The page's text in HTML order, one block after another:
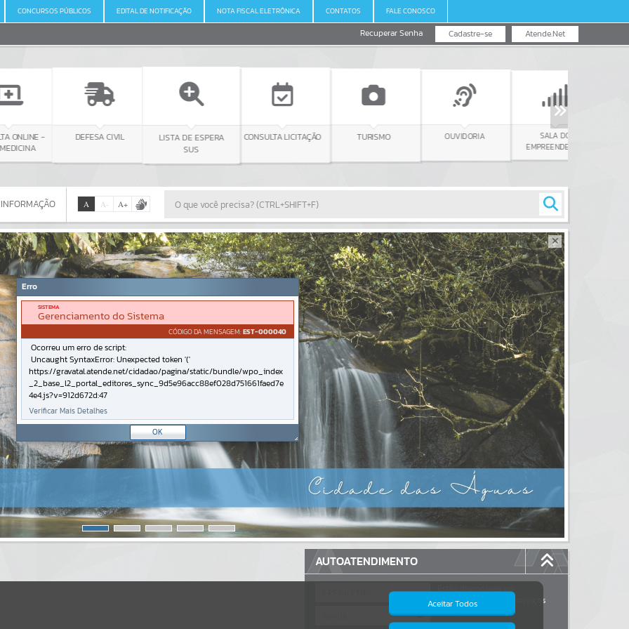
CONCURSOS PÚBLICOS EDITAL DE NOTIFICAÇÃO NOTA FISCAL ELETRÔNICA CONTATOS FALE CONOSCO
Atende.Net
Cadastre-se
Recuperar Senha
-
DEFESA CIVIL
LISTA DE ESPERA
CONSULTA LICITAÇÃO TURISMO OUVIDORIA
SALA DO
EMPREENDEDOR
Por favor, aguarde...
A A- A+
AUTOATENDIMENTO
Estão disponíveis no
autoatendimento
serviços
dos quais...
Aceitar Todos
Erro
SISTEMA
Gerenciamento do Sistema
CÓDIGO DA MENSAGEM:EST-000040
Ocorreu um erro de script:
Uncaught SyntaxError: Unexpected token '('
https://gravatal.atende.net/cidadao/pagina/static/bundle/wpo_index
_2_base_l2_portal_editores_sync_9d5e96acc88ef028d751661faed7e
4e4.js?v=912d672d:47
Verificar Mais Detalhes
OK